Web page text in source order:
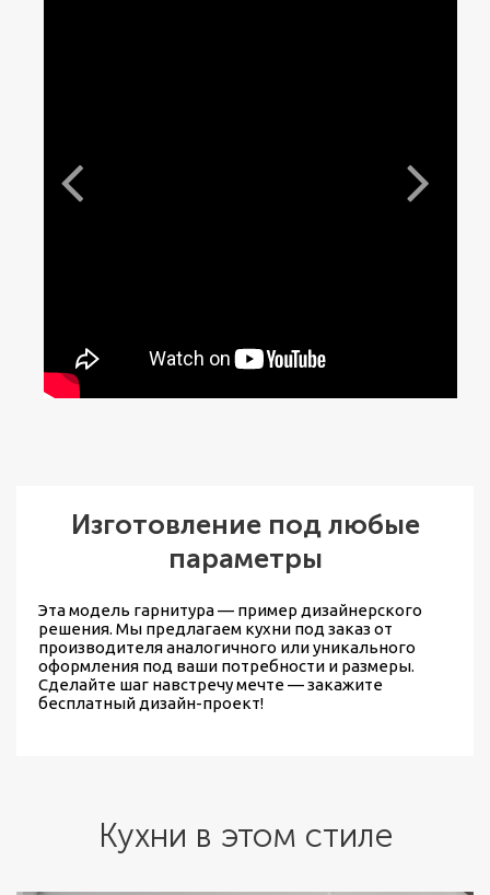
Изготовление под любые
параметры
Эта модель гарнитура — пример дизайнерского
решения. Мы предлагаем кухни под заказ от
производителяаналогичного или уникального
оформления под ваши потребности и размеры.
Сделайте шаг навстречу мечте — закажите
бесплатный дизайн-проект!
Кухни в этом стиле